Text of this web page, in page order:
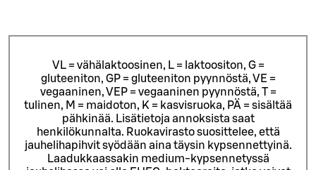
VL = vähälaktoosinen, L = laktoositon, G =
gluteeniton, GP = gluteeniton pyynnöstä, VE =
vegaaninen, VEP = vegaaninen pyynnöstä, T =
tulinen, M = maidoton, K = kasvisruoka, PÄ = sisältää
pähkinää. Lisätietoja annoksista saat
henkilökunnalta. Ruokavirasto suosittelee, että
jauhelihapihvit syödään aina täysin kypsennettyinä.
Laadukkaassakin medium-kypsennetyssä